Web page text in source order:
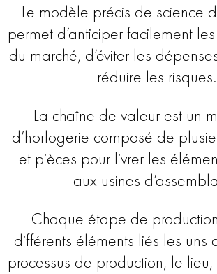
Le modèle précis de science
permet d’anticiper facilement
du marché, d’éviter les
réduire les risques.
La chaîne de valeur est un
d’horlogerie composé de
et pièces pour livrer les
aux usines
Chaque étape de
différents éléments liés les uns
processus de production, le